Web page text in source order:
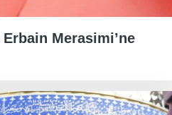
Merasimi’ne